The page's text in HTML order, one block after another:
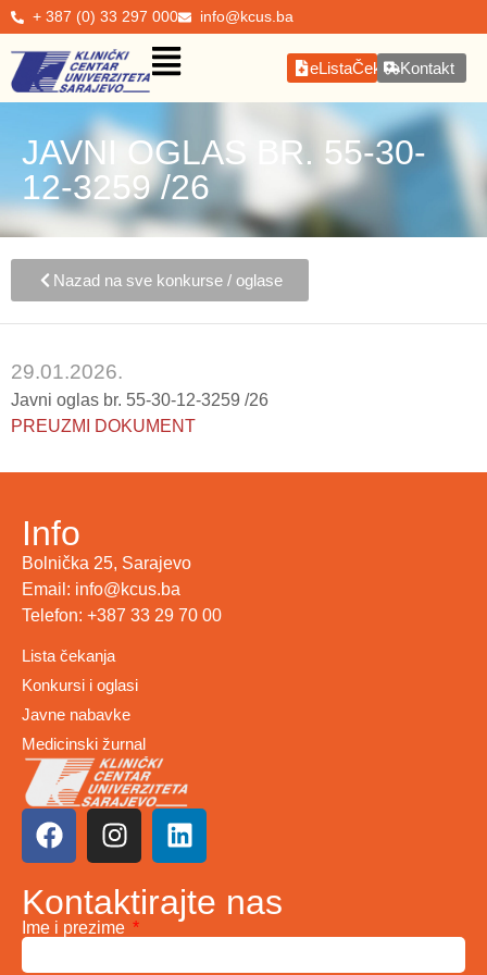
+ 387 (0) 33 297 000 info@kcus.ba
eListaČekanjaKontakt
JAVNI OGLAS BR. 55-30-
12-3259 /26
Nazad na sve konkurse / oglase
29.01.2026.
Javni oglas br. 55-30-12-3259 /26
PREUZMI DOKUMENT
Info
Bolnička 25, Sarajevo
Email: info@kcus.ba
Telefon: +387 33 29 70 00
Lista čekanja
Konkursi i oglasi
Javne nabavke
Medicinski žurnal
Kontaktirajte nas
Ime i prezime